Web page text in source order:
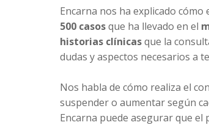
Encarna nos ha explicado
500 casosque ha llevado en el
historias clínicasque la
dudas y aspectos necesarios a
Nos habla de cómo realiza el
suspender o aumentar según
Encarna puede asegurar que